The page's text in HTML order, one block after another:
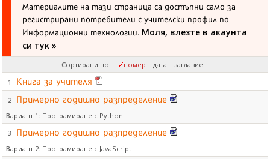
Материалите на тази страница са достъпни само за
регистрирани потребители с учителски профил по
Информационни технологии. Моля, влезте в акаунта
си тук »
Сортирани по: номер дата заглавие
1 Книга за учителя
2 Примерно годишно разпределение
Вариант 1: Програмиране с Python
3 Примерно годишно разпределение
Вариант 2: Програмиране с JavaScript